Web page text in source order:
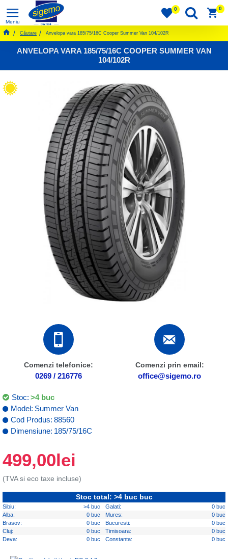
0 0
Căutare Anvelopa vara 185/75/16C Cooper Summer Van 104/102R
ANVELOPA VARA 185/75/16C COOPER SUMMER VAN
104/102R
Comenzi telefonice:
0269 / 216776
Comenzi prin email:
office@sigemo.ro
499,00lei
(TVA si eco taxe incluse)
Stoc: >4 buc
Model: Summer Van
Cod Produs: 88560
Dimensiune: 185/75/16C
Stoc total: >4 buc buc
Sibiu: >4 buc Galati:
0 buc
Alba:
0 buc Mures:
0 buc
Brasov:
0 buc Bucuresti:
0 buc
Cluj:
0 buc Timisoara:
0 buc
Deva:
0 buc Constanta: 0 buc